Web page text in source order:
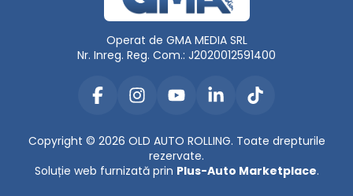
Operat de GMA MEDIA SRL
Nr. Inreg. Reg. Com.: J2020012591400
Copyright © 2026 OLD AUTO ROLLING. Toate drepturile
rezervate.
Soluție web furnizată prin Plus-Auto Marketplace.